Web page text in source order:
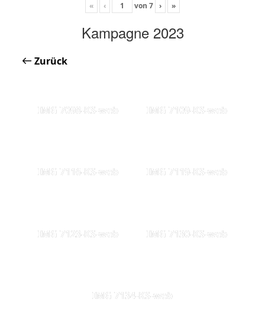
« ‹ von 7 › »
Kampagne 2023
Zurück
IMG 7098-KS-web IMG 7109-KS-web
IMG 7116-KS-web IMG 7119-KS-web
IMG 7123-KS-web IMG 7130-KS-web
IMG 7134-KS-web